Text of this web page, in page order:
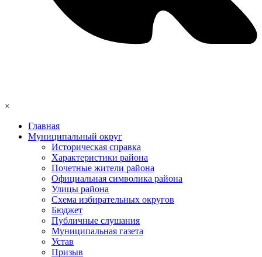
×
Главная
Муниципальный округ
Историческая справка
Характеристики района
Почетные жители района
Официальная символика района
Улицы района
Схема избирательных округов
Бюджет
Публичные слушания
Муниципальная газета
Устав
Призыв